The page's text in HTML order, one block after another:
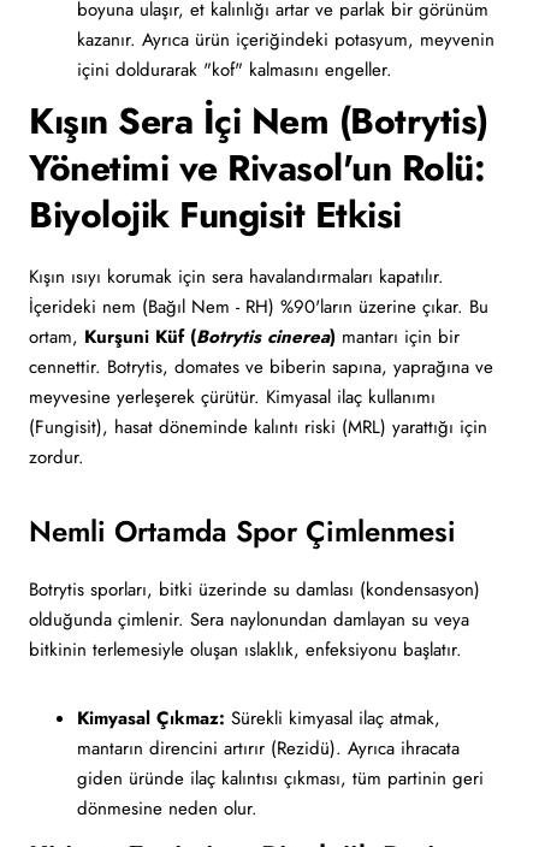
boyuna ulaşır, et kalınlığı artar ve parlak bir görünüm
kazanır. Ayrıca ürün içeriğindeki potasyum, meyvenin
içini doldurarak "kof" kalmasını engeller.
Kışın Sera İçi Nem (Botrytis)
Yönetimi ve Rivasol'un Rolü:
Biyolojik Fungisit Etkisi
Kışın ısıyı korumak için sera havalandırmaları kapatılır.
İçerideki nem (Bağıl Nem - RH) %90'ların üzerine çıkar. Bu
ortam, Kurşuni Küf (Botrytis cinerea) mantarı için bir
cennettir. Botrytis, domates ve biberin sapına, yaprağına ve
meyvesine yerleşerek çürütür. Kimyasal ilaç kullanımı
(Fungisit), hasat döneminde kalıntı riski (MRL) yarattığı için
zordur.
Nemli Ortamda Spor Çimlenmesi
Botrytis sporları, bitki üzerinde su damlası (kondensasyon)
olduğunda çimlenir. Sera naylonundan damlayan su veya
bitkinin terlemesiyle oluşan ıslaklık, enfeksiyonu başlatır.
Kimyasal Çıkmaz: Sürekli kimyasal ilaç atmak,
mantarın direncini artırır (Rezidü). Ayrıca ihracata
giden üründe ilaç kalıntısı çıkması, tüm partinin geri
dönmesine neden olur.